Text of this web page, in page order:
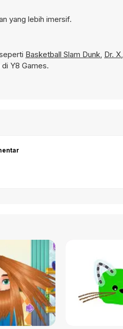
yang lebih imersif.
Basketball Slam Dunk, Dr. X,
Y8 Games.